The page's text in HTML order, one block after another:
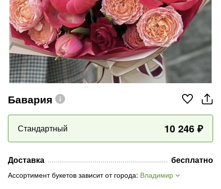
Бавария
Стандартный 10 246 ₽
Доставка бесплатно
Ассортимент букетов зависит от города: Владимир